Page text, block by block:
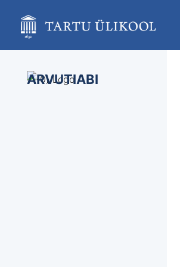
content
assistive.skiplink.to.breadcrumbs
assistive.skiplink.to.action.menu
assistive.skiplink.to.quick.search
ARVUTIABI